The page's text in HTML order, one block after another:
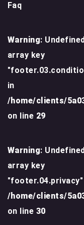
Faq
Warning:
array key
in
/home/clients/
on line 29
Warning:
array key
/home/clients/
on line 30